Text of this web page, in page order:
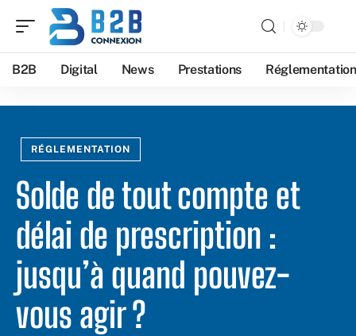
B2B Digital News Prestations Réglementation
RÉGLEMENTATION
Solde de tout compte et
délai de prescription :
jusqu’à quand pouvez-
vous agir ?